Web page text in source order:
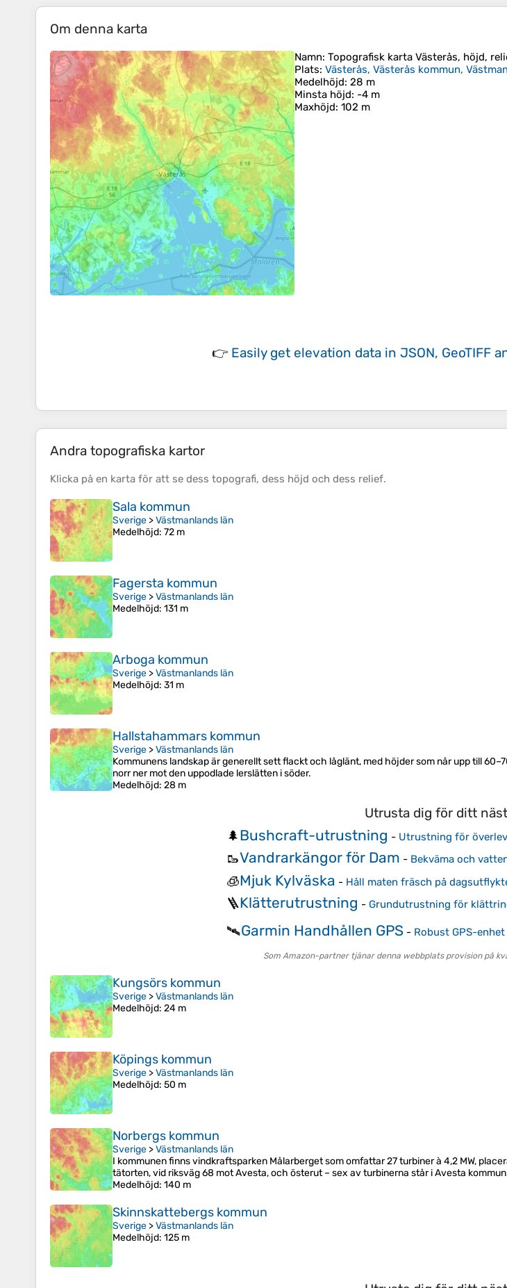
Om denna karta
Namn: Topografisk karta Västerås, höjd,
Plats: Västerås, Västerås kommun,
Medelhöjd: 28 m
Minsta höjd: -4 m
Maxhöjd: 102 m
👉 Easily get elevation data in JSON, GeoTIFF
Andra topografiska kartor
Klicka på en karta för att se dess topografi, dess höjd och dess relief.
Sala kommun
Sverige >Västmanlands län
Medelhöjd: 72 m
Fagersta kommun
Sverige >Västmanlands län
Medelhöjd: 131 m
Arboga kommun
Sverige >Västmanlands län
Medelhöjd: 31 m
Hallstahammars kommun
Sverige >Västmanlands län
Kommunens landskap är generellt sett flackt och låglänt, med höjder som når upp till
norr ner mot den uppodlade lerslätten i söder.
Medelhöjd: 28 m
Utrusta dig för ditt
🌲Bushcraft-utrustning - Utrustning för
🥾Vandrarkängor för Dam - Bekväma och
🧊Mjuk Kylväska - Håll maten fräsch på
🪜Klätterutrustning - Grundutrustning för
🛰️Garmin Handhållen GPS - Robust GPS-
Som Amazon-partner tjänar denna webbplats provision på
Kungsörs kommun
Sverige >Västmanlands län
Medelhöjd: 24 m
Köpings kommun
Sverige >Västmanlands län
Medelhöjd: 50 m
Norbergs kommun
Sverige >Västmanlands län
I kommunen finns vindkraftsparken Målarberget som omfattar 27 turbiner à 4,2 MW,
tätorten, vid riksväg 68 mot Avesta, och österut – sex av turbinerna står i Avesta
Medelhöjd: 140 m
Skinnskattebergs kommun
Sverige >Västmanlands län
Medelhöjd: 125 m